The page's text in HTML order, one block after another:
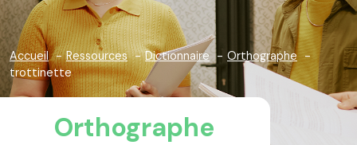
Accueil Ressources Dictionnaire
Orthographe
trottinette
Orthographe